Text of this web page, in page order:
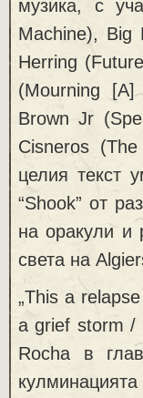
музика, с
Machine), Big
Herring
(Mourning
Brown Jr
Cisneros
целия текст
“Shook” от
на оракули и
света на
„This a
a grief storm /
Rocha в